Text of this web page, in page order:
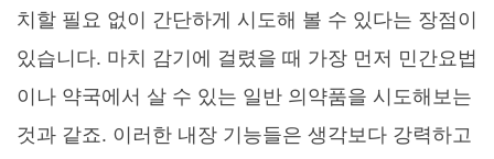
치할 필요 없이 간단하게 시도해 볼 수 있다는 장점이
있습니다. 마치 감기에 걸렸을 때 가장 먼저 민간요법
이나 약국에서 살 수 있는 일반 의약품을 시도해보는
것과 같죠. 이러한 내장 기능들은 생각보다 강력하고